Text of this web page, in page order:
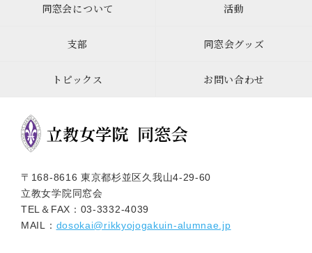
同窓会について 活動
支部 同窓会グッズ
トピックス お問い合わせ
〒168-8616 東京都杉並区久我山4-29-60
立教女学院同窓会
TEL＆FAX： 03-3332-4039
MAIL： dosokai@rikkyojogakuin-alumnae.jp